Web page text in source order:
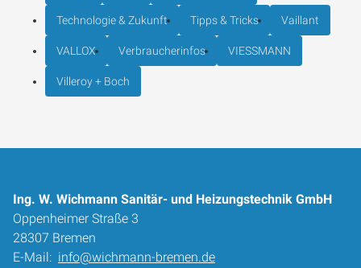
Technologie & Zukunft Tipps & Tricks Vaillant
VALLOX Verbraucherinfos VIESSMANN
Villeroy + Boch
Ing. W. Wichmann Sanitär- und Heizungstechnik GmbH
Oppenheimer Straße 3
28307 Bremen
E-Mail: info@wichmann-bremen.de